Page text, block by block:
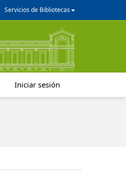
Servicios de Bibliotecas
Iniciar sesión